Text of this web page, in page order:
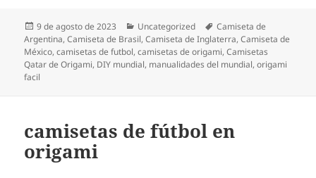
Publicado
el
9 de agosto de 2023 Categorías
Uncategorized Etiquetas
Camiseta de
Argentina,Camiseta de Brasil,Camiseta de Inglaterra,Camiseta de
México,camisetas de futbol,camisetas de origami,Camisetas
Qatar de Origami, DIY mundial, manualidades del mundial,origami
facil
camisetas de fútbol en
origami